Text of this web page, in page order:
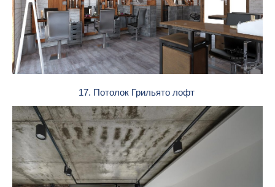
17. Потолок Грильято лофт